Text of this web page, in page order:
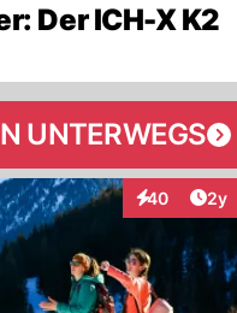
Der ICH-X K2
UNTERWEGS
40
Interaktionen
2y